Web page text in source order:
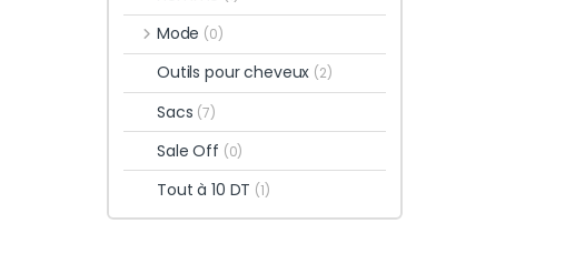
Mode (0)
Outils pour cheveux (2)
Sacs (7)
Sale Off (0)
Tout à 10 DT (1)